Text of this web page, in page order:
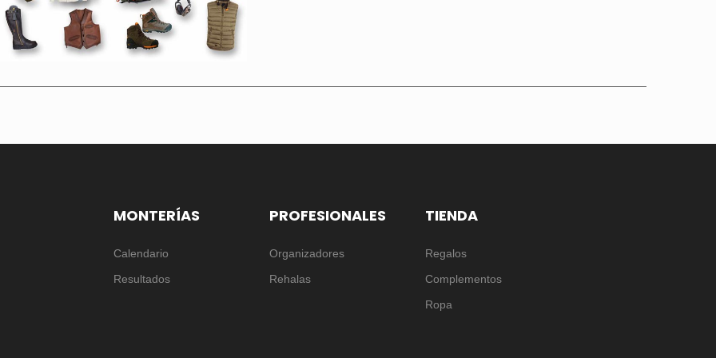
MONTERÍAS
Calendario
Resultados
PROFESIONALES
Organizadores
Rehalas
TIENDA
Regalos
Complementos
Ropa